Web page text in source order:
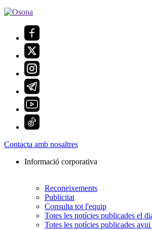
Contacta amb nosaltres
Informació corporativa
Reconeixements
Publicitat
Consulta tot l'equip
Totes les notícies publicades el
Totes les notícies publicades avui